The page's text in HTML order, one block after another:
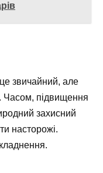
звичайний, але
Часом, підвищення
захисний
насторожі.